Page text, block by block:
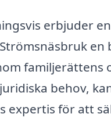
erbjuder en
en
familjerättens
behov,
expertis för att